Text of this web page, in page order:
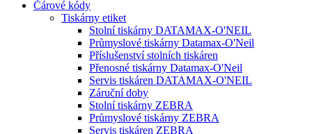
Čárové kódy
Tiskárny etiket
Stolní tiskárny DATAMAX-O'NEIL
Průmyslové tiskárny Datamax-O'Neil
Příslušenství stolních tiskáren
Přenosné tiskárny Datamax-O'Neil
Servis tiskáren DATAMAX-O'NEIL
Záruční doby
Stolní tiskárny ZEBRA
Průmyslové tiskárny ZEBRA
Servis tiskáren ZEBRA